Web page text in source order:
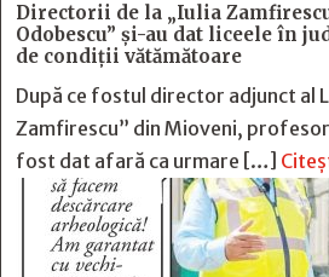
Directorii de la „Iulia
Odobescu” și-au dat liceele în
de condiții vătămătoare
După ce fostul director adjunct al
Zamfirescu” din Mioveni,
fost dat afară ca urmare […]